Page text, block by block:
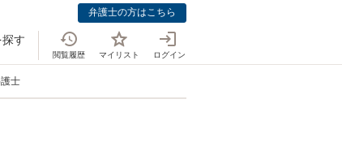
弁護士の方はこちら
す
閲覧履歴 マイリスト ログイン
士